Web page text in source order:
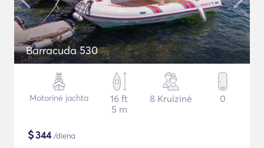
Barracuda 530
Motorinė jachta
16 ft
5 m
8 Kruizinė 0
$344/diena